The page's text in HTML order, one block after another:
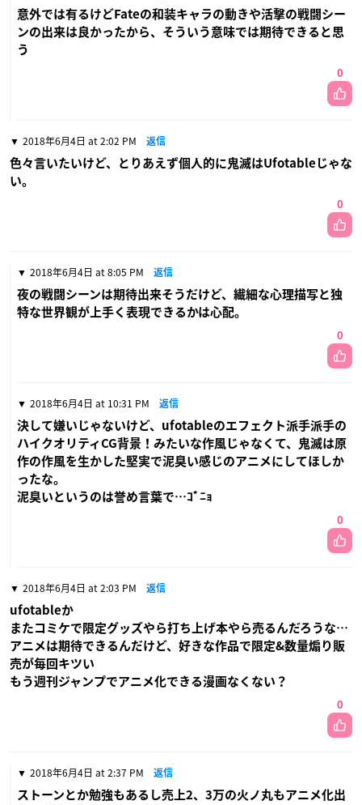
意外では有るけどFateの和装キャラの動きや活撃の戦闘シー
ンの出来は良かったから、そういう意味では期待できると思
う
0
2018年6月4日 at 2:02 PM 返信
色々言いたいけど、とりあえず個人的に鬼滅はUfotableじゃな
い。
0
2018年6月4日 at 8:05 PM 返信
夜の戦闘シーンは期待出来そうだけど、繊細な心理描写と独
特な世界観が上手く表現できるかは心配。
0
2018年6月4日 at 10:31 PM 返信
決して嫌いじゃないけど、ufotableのエフェクト派手派手の
ハイクオリティCG背景！みたいな作風じゃなくて、鬼滅は原
作の作風を生かした堅実で泥臭い感じのアニメにしてほしか
ったな。
泥臭いというのは誉め言葉で…ｺﾞﾆｮ
0
2018年6月4日 at 2:03 PM 返信
ufotableか
またコミケで限定グッズやら打ち上げ本やら売るんだろうな…
アニメは期待できるんだけど、好きな作品で限定&数量煽り販
売が毎回キツい
もう週刊ジャンプでアニメ化できる漫画なくない？
0
2018年6月4日 at 2:37 PM 返信
ストーンとか勉強もあるし売上2、3万の火ノ丸もアニメ化出